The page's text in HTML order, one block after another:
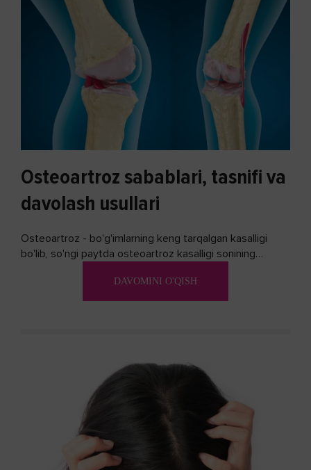
Osteoartroz sabablari, tasnifi va
davolash usullari
Osteoartroz - bo'g'imlarning keng tarqalgan kasalligi
bo'lib, so'ngi paytda osteoartroz kasalligi sonining
DAVOMINI O'QISH